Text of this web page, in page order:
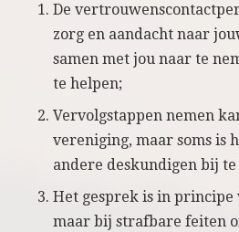
De
zorg en aandacht naar
samen met jou naar te
te helpen;
Vervolgstappen nemen
vereniging, maar soms is
andere deskundigen bij
Het gesprek is in
maar bij strafbare feiten